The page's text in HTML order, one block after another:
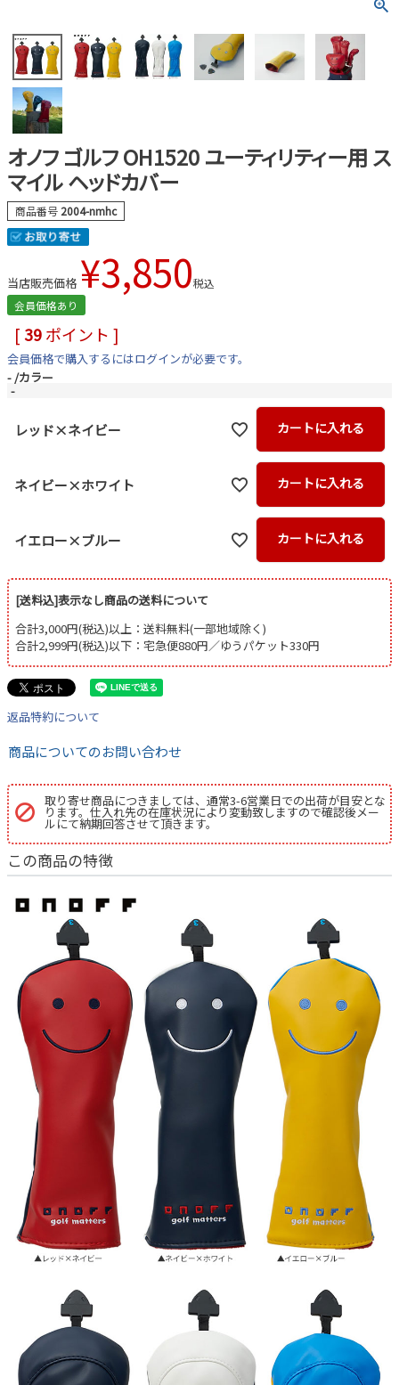
オノフ ゴルフ OH1520 ユーティリティー用 ス
マイル ヘッドカバー
商品番号 2004-nmhc
当店販売価格 ¥3,850税込
会員価格あり
[39ポイント ]
会員価格で購入するにはログインが必要です。
- カラー
-
レッド×ネイビー カートに入れる
ネイビー×ホワイト カートに入れる
イエロー×ブルー カートに入れる
[送料込]表示なし商品の送料について
合計3,000円(税込)以上：送料無料(一部地域除く)
合計2,999円(税込)以下：宅急便880円／ゆうパケット330円
返品特約について
商品についてのお問い合わせ
取り寄せ商品につきましては、通常3-6営業日での出荷が目安とな
ります。仕入れ先の在庫状況により変動致しますので確認後メー
ルにて納期回答させて頂きます。
この商品の特徴